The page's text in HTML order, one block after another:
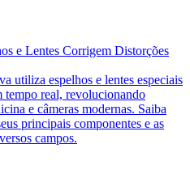
e Lentes Corrigem Distorções
utiliza espelhos e lentes especiais
tempo real, revolucionando
e câmeras modernas. Saiba
principais componentes e as
campos.